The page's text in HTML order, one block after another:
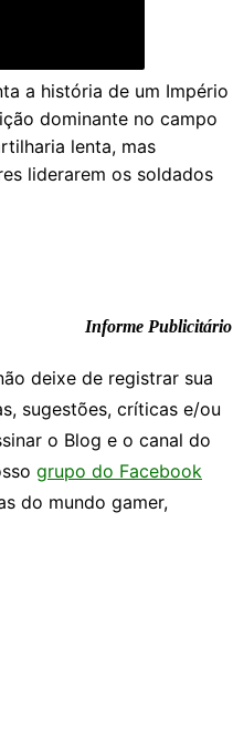
a história de um Império
dominante no campo
lenta, mas
liderarem os soldados
Informe Publicitário
deixe de registrar sua
sugestões, críticas e/ou
o Blog e o canal do
grupo do Facebook
do mundo gamer,